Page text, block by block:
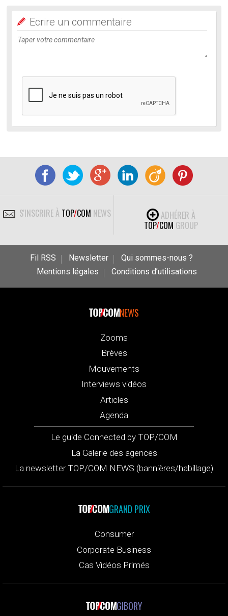
Ecrire un commentaire
S'INSCRIRE À TOP/COM NEWS
ADHÉRER À
TOP/COM GROUP
Fil RSS Newsletter
Qui sommes-nous ?
Mentions légales
Conditions d’utilisations
NEWS
Zooms
Brèves
Mouvements
Interviews vidéos
Articles
Agenda
Le guide Connected by TOP/COM
La Galerie des agences
La newsletter TOP/COM NEWS (bannières/habillage)
GRAND PRIX
Consumer
Corporate Business
Cas Vidéos Primés
GIBORY